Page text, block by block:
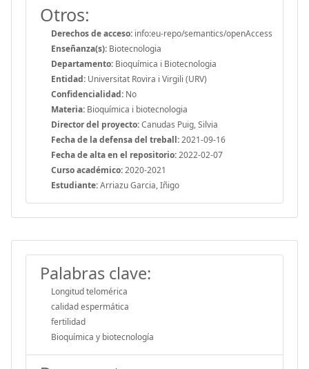
Otros:
Derechos de acceso: info:eu-repo/semantics/openAccess
Enseñanza(s): Biotecnologia
Departamento: Bioquímica i Biotecnologia
Entidad: Universitat Rovira i Virgili (URV)
Confidencialidad: No
Materia: Bioquímica i biotecnologia
Director del proyecto:Canudas Puig, Silvia
Fecha de la defensa del treball:2021-09-16
Fecha de alta en el repositorio:2022-02-07
Curso académico:2020-2021
Estudiante:Arriazu Garcia, Iñigo
Palabras clave:
Longitud telomérica
calidad espermática
fertilidad
Bioquímica y biotecnología